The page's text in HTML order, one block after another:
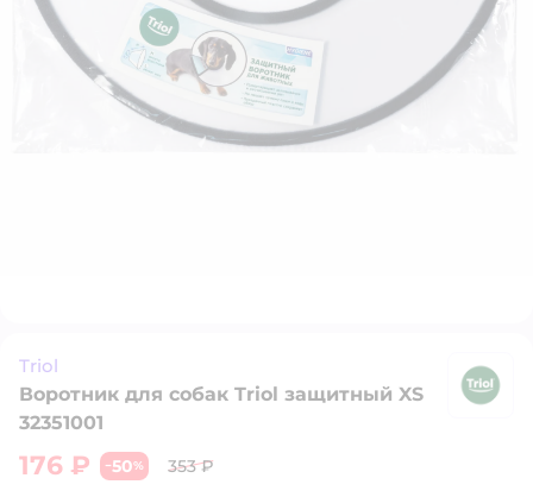
Triol
Воротник для собак Triol защитный XS
32351001
176 ₽ −50%
353 ₽